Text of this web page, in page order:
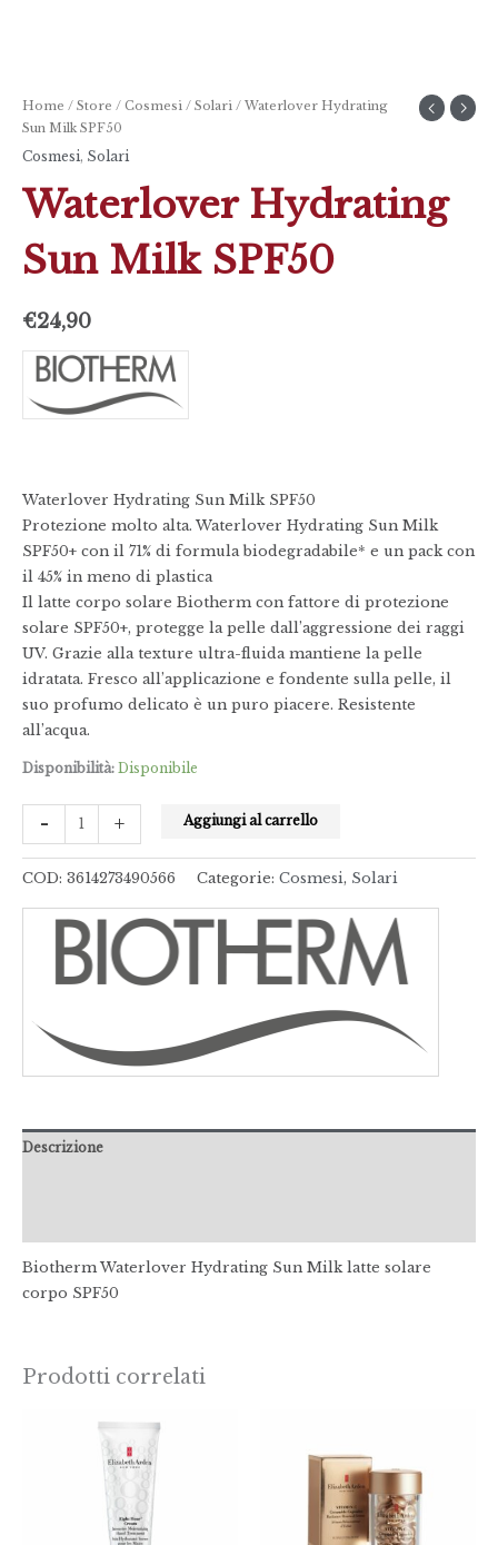
Home / Store / Cosmesi / Solari / Waterlover Hydrating
Sun Milk SPF50
Cosmesi, Solari
Waterlover Hydrating
Sun Milk SPF50
€24,90
Waterlover Hydrating Sun Milk SPF50
Protezione molto alta. Waterlover Hydrating Sun Milk
SPF50+ con il 71% di formula biodegradabile* e un pack con
il 45% in meno di plastica
Il latte corpo solare Biotherm con fattore di protezione
solare SPF50+, protegge la pelle dall’aggressione dei raggi
UV. Grazie alla texture ultra-fluida mantiene la pelle
idratata. Fresco all’applicazione e fondente sulla pelle, il
suo profumo delicato è un puro piacere. Resistente
all’acqua.
Disponibilità: Disponibile
- + Aggiungi al carrello
COD: 3614273490566 Categorie: Cosmesi, Solari
Descrizione
Biotherm Waterlover Hydrating Sun Milk latte solare
corpo SPF50
Prodotti correlati